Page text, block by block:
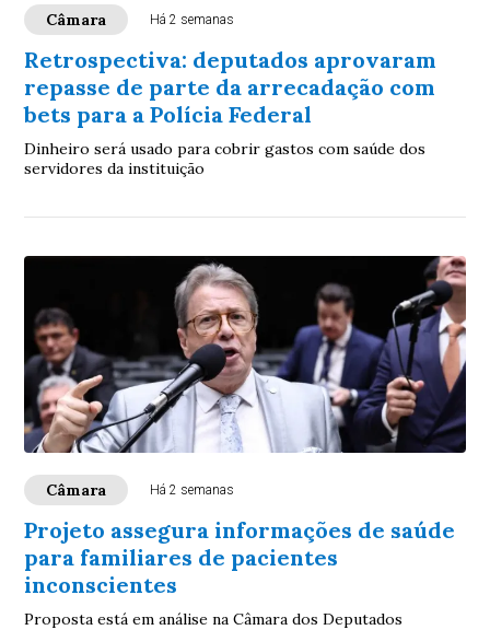
Câmara Há 2 semanas
Retrospectiva: deputados aprovaram
repasse de parte da arrecadação com
bets para a Polícia Federal
Dinheiro será usado para cobrir gastos com saúde dos
servidores da instituição
Câmara Há 2 semanas
Projeto assegura informações de saúde
para familiares de pacientes
inconscientes
Proposta está em análise na Câmara dos Deputados